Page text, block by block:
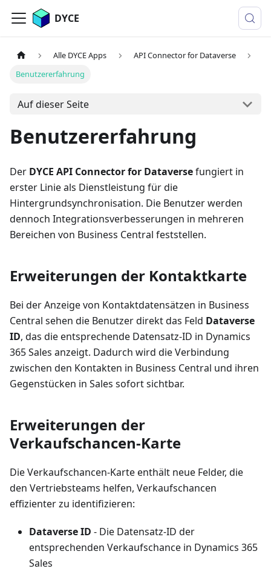
DYCE
Alle DYCE Apps
API Connector for Dataverse
Benutzererfahrung
Auf dieser Seite
Benutzererfahrung
Der DYCE API Connector for Dataversefungiert in
erster Linie als Dienstleistung für die
Hintergrundsynchronisation. Die Benutzer werden
dennoch Integrationsverbesserungen in mehreren
Bereichen von Business Central feststellen.
Erweiterungen der Kontaktkarte
Bei der Anzeige von Kontaktdatensätzen in Business
Central sehen die Benutzer direkt das Feld Dataverse
ID, das die entsprechende Datensatz-ID in Dynamics
365 Sales anzeigt. Dadurch wird die Verbindung
zwischen den Kontakten in Business Central und ihren
Gegenstücken in Sales sofort sichtbar.
Erweiterungen der
Verkaufschancen-Karte
Die Verkaufschancen-Karte enthält neue Felder, die
den Vertriebsteams helfen, Verkaufschancen
effizienter zu identifizieren:
Dataverse ID - Die Datensatz-ID der
entsprechenden Verkaufschance in Dynamics 365
Sales